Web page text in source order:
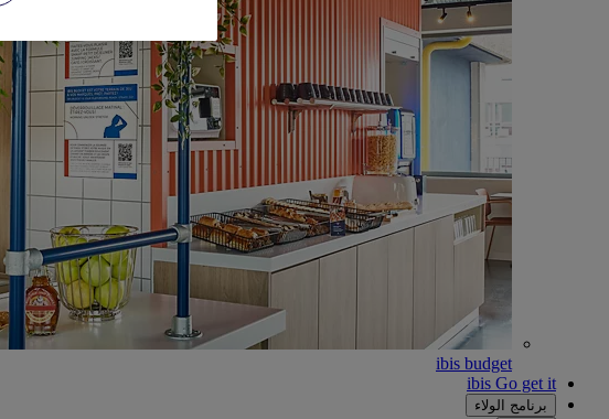
ibis budget
ibis Go get it
برنامج الولاء